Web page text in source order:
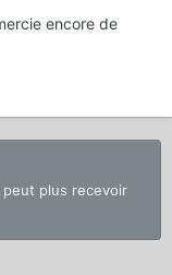
encore de
plus recevoir